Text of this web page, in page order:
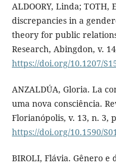
ALDOORY, Linda;
discrepancies in a
theory for public
Research, Abingdon, v.
https://doi.org/10.1207/
ANZALDÚA, Gloria. La
uma nova consciência.
Florianópolis, v. 13, n. 3,
https://doi.org/10.1590/
BIROLI, Flávia. Gênero e